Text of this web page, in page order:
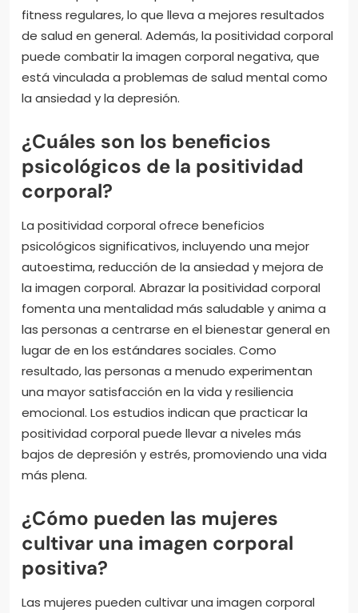
fitness regulares, lo que lleva a mejores resultados
de salud en general. Además, la positividad corporal
puede combatir la imagen corporal negativa, que
está vinculada a problemas de salud mental como
la ansiedad y la depresión.
¿Cuáles son los beneficios
psicológicos de la positividad
corporal?
La positividad corporal ofrece beneficios
psicológicos significativos, incluyendo una mejor
autoestima, reducción de la ansiedad y mejora de
la imagen corporal. Abrazar la positividad corporal
fomenta una mentalidad más saludable y anima a
las personas a centrarse en el bienestar general en
lugar de en los estándares sociales. Como
resultado, las personas a menudo experimentan
una mayor satisfacción en la vida y resiliencia
emocional. Los estudios indican que practicar la
positividad corporal puede llevar a niveles más
bajos de depresión y estrés, promoviendo una vida
más plena.
¿Cómo pueden las mujeres
cultivar una imagen corporal
positiva?
Las mujeres pueden cultivar una imagen corporal